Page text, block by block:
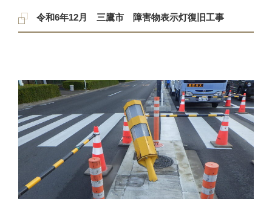
令和6年12月 三鷹市 障害物表示灯復旧工事